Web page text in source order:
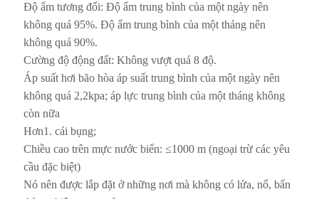
Độ ẩm tương đối: Độ ẩm trung bình của một ngày nên
không quá 95%. Độ ẩm trung bình của một tháng nên
không quá 90%.
Cường độ động đất: Không vượt quá 8 độ.
Áp suất hơi bão hòa áp suất trung bình của một ngày nên
không quá 2,2kpa; áp lực trung bình của một tháng không
còn nữa
Hơn1. cái bụng;
Chiều cao trên mực nước biển: ≤1000 m (ngoại trừ các yêu
cầu đặc biệt)
Nó nên được lắp đặt ở những nơi mà không có lửa, nổ, bẩn